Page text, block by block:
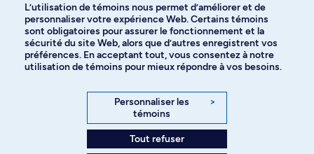
Langues
Facebook Instagram
YouTube
L’utilisation de témoins nous permet d’améliorer et de
personnaliser votre expérience Web. Certains témoins
sont obligatoires pour assurer le fonctionnement et la
sécurité du site Web, alors que d’autres enregistrent vos
préférences. En acceptant tout, vous consentez à notre
utilisation de témoins pour mieux répondre à vos besoins.
Personnaliser les
témoins
>
Tout refuser